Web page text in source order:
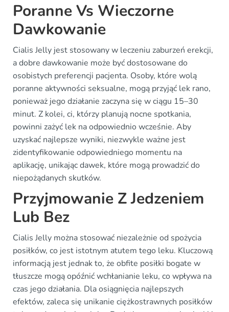
Poranne Vs Wieczorne
Dawkowanie
Cialis Jelly jest stosowany w leczeniu zaburzeń erekcji,
a dobre dawkowanie może być dostosowane do
osobistych preferencji pacjenta. Osoby, które wolą
poranne aktywności seksualne, mogą przyjąć lek rano,
ponieważ jego działanie zaczyna się w ciągu 15–30
minut. Z kolei, ci, którzy planują nocne spotkania,
powinni zażyć lek na odpowiednio wcześnie. Aby
uzyskać najlepsze wyniki, niezwykle ważne jest
zidentyfikowanie odpowiedniego momentu na
aplikację, unikając dawek, które mogą prowadzić do
niepożądanych skutków.
Przyjmowanie Z Jedzeniem
Lub Bez
Cialis Jelly można stosować niezależnie od spożycia
posiłków, co jest istotnym atutem tego leku. Kluczową
informacją jest jednak to, że obfite posiłki bogate w
tłuszcze mogą opóźnić wchłanianie leku, co wpływa na
czas jego działania. Dla osiągnięcia najlepszych
efektów, zaleca się unikanie ciężkostrawnych posiłków